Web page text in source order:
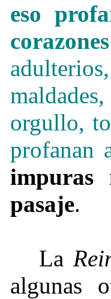
eso
orgullo,
profanan
impuras
pasaje.
La
algunas